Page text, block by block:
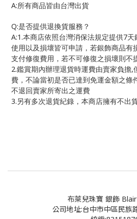
A:所有商品皆由台灣出貨
Q:是否提供退換貨服務？
A:1.本商店依照台灣消保法規定提供7天
使用以及損壞皆可申請，若銀飾商品有
支付修復費用，若不可修復之損壞則不
2.鑑賞期內辦理退貨時運費由賣家負擔,
費，不論當初是否已達到免運金額之條
不退回賣家所寄出之運費
3. 另有多次退貨紀錄，本商店擁有不出
布萊兒珠寶 銀飾
公司地址:台中市中區民族